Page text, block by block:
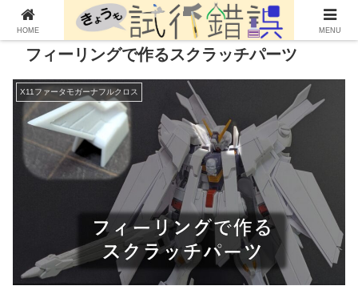
フィーリングで作るスクラッチパーツ
X11ファータモガーナフルクロス
HOME MENU